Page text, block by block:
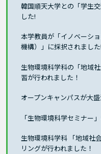
韓国順天大学との「学生
した!
本学教員が「イノベーシ
機構）」に採択されました!
生物環境科学科の「地域
習が行われました！
オープンキャンパスが大
「生物環境科学セミナー
生物環境科学科 「地域社
リングが行われました！